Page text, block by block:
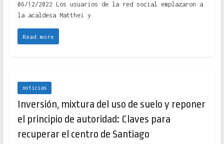
06/12/2022 Los usuarios de la red social emplazaron a
la acaldesa Matthei y
Read more
noticias
Inversión, mixtura del uso de suelo y reponer
el principio de autoridad: Claves para
recuperar el centro de Santiago